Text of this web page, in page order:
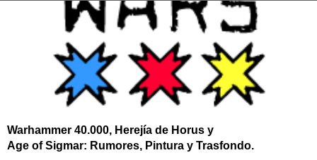
Warhammer 40.000, Herejía de Horus y
Age of Sigmar: Rumores, Pintura y Trasfondo.